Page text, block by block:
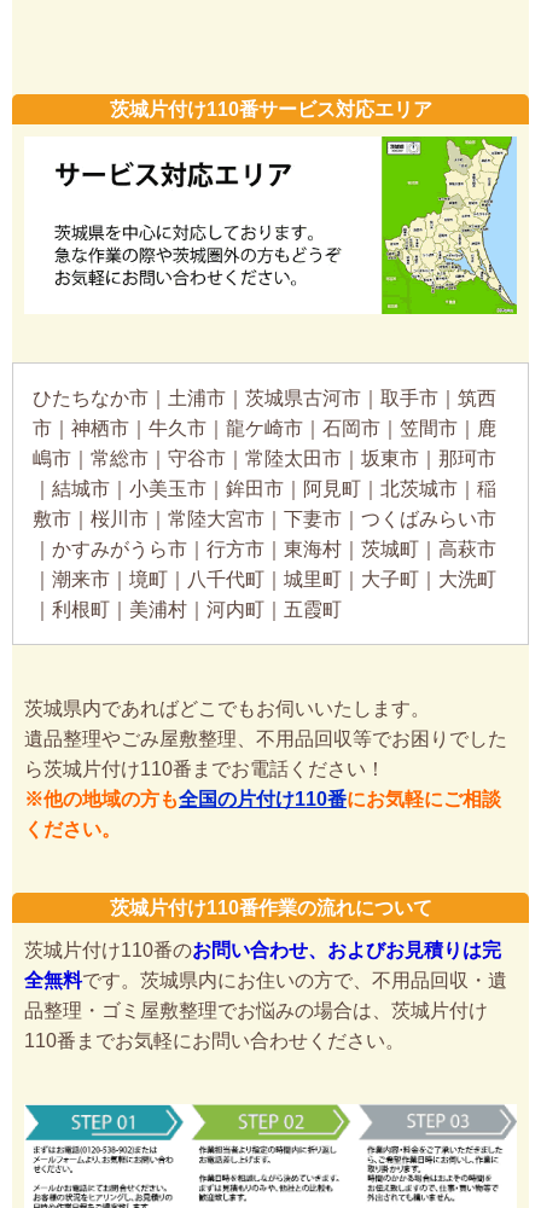
茨城片付け110番サービス対応エリア
ひたちなか市｜土浦市｜茨城県古河市｜取手市｜筑西
市｜神栖市｜牛久市｜龍ケ崎市｜石岡市｜笠間市｜鹿
嶋市｜常総市｜守谷市｜常陸太田市｜坂東市｜那珂市
｜結城市｜小美玉市｜鉾田市｜阿見町｜北茨城市｜稲
敷市｜桜川市｜常陸大宮市｜下妻市｜つくばみらい市
｜かすみがうら市｜行方市｜東海村｜茨城町｜高萩市
｜潮来市｜境町｜八千代町｜城里町｜大子町｜大洗町
｜利根町｜美浦村｜河内町｜五霞町
茨城県内であればどこでもお伺いいたします。
遺品整理やごみ屋敷整理、不用品回収等でお困りでした
ら茨城片付け110番までお電話ください！
※他の地域の方も全国の片付け110番にお気軽にご相談
ください。
茨城片付け110番作業の流れについて
茨城片付け110番のお問い合わせ、およびお見積りは完
全無料です。茨城県内にお住いの方で、不用品回収・遺
品整理・ゴミ屋敷整理でお悩みの場合は、茨城片付け
110番までお気軽にお問い合わせください。